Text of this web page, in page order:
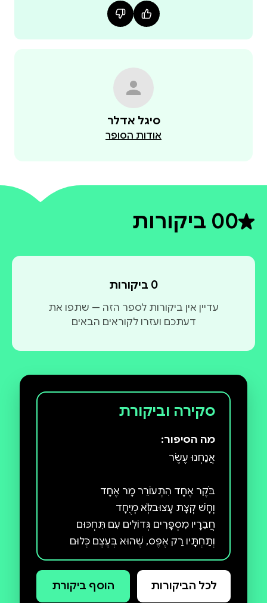
סיגל אדלר
אודות הסופר
0דירוג ממוצע 0 מתוך 5
0 ביקורות
0 ביקורות
עדיין אין ביקורות לספר הזה — שתפו את
דעתכם ועזרו לקוראים הבאים
סקירה וביקורת
מה הסיפור:
ספר מקסים לפעוטות המלמד את
המספרים הראשונים, אך גם רגשות
לכל הביקורות הוסף ביקורת